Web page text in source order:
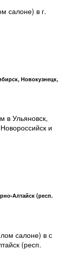
салоне) в г.
Новокузнецк,
в Ульяновск,
и
Алтайск (респ.
салоне) в с
(респ.